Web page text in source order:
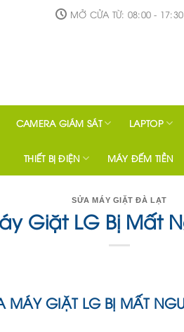
MỞ CỬA TỪ: 08:00 - 17:30
CAMERA GIÁM SÁT LAPTOP
THIẾT BỊ ĐIỆN MÁY ĐẾM TIỀN
SỬA MÁY GIẶT ĐÀ LẠT
Giặt LG Bị Mất
MÁY GIẶT LG BỊ MẤT